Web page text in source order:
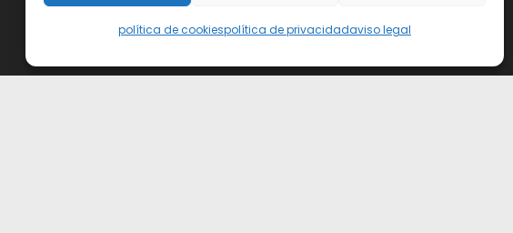
política de cookiespolítica de privacidadaviso legal